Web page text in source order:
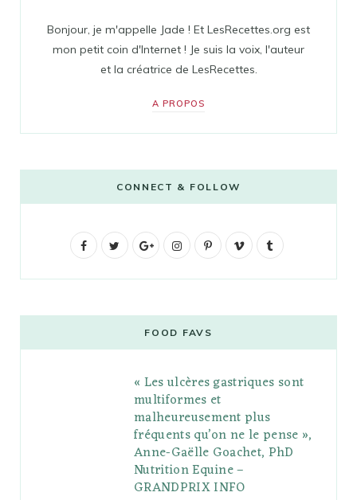
Bonjour, je m'appelle Jade ! Et LesRecettes.org est
mon petit coin d'Internet ! Je suis la voix, l'auteur
et la créatrice de LesRecettes.
A PROPOS
CONNECT & FOLLOW
F
b
t
G
g
l
e
P
l
s
I
t
a
g
r
a
m
P
e
r
e
s
V
o
l
r
FOOD FAVS
« Les ulcères gastriques sont
multiformes et
malheureusement plus
fréquents qu’on ne le pense »,
Anne-Gaëlle Goachet, PhD
Nutrition Equine –
GRANDPRIX INFO